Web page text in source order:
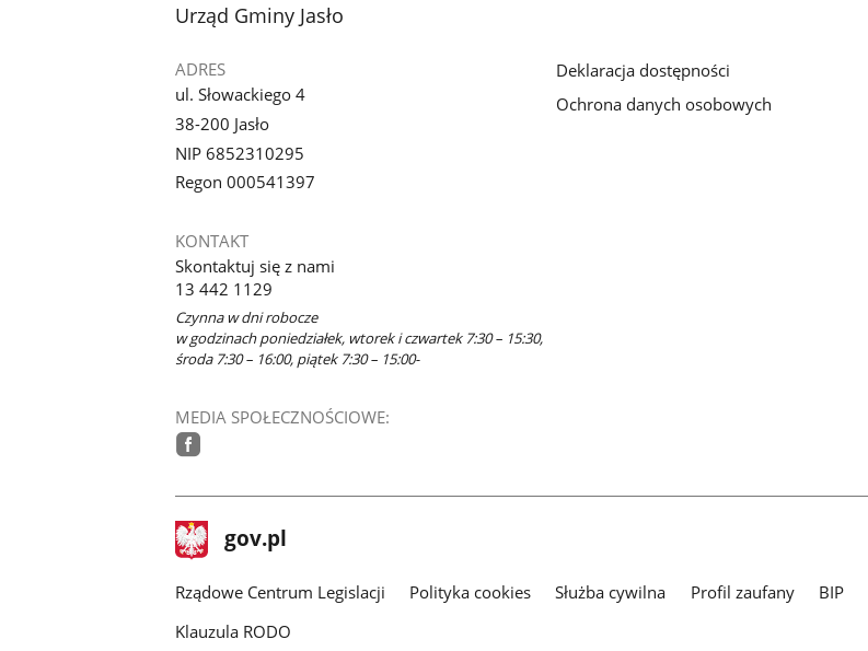
stopka
Urząd Gminy Jasło
ADRES
ul. Słowackiego 4
38-200 Jasło
NIP 6852310295
Regon 000541397
KONTAKT
Skontaktuj się z nami
13 442 1129
Czynna w dni robocze
w godzinach poniedziałek, wtorek i czwartek 7:30 – 15:30,
środa 7:30 – 16:00, piątek 7:30 – 15:00-
MEDIA SPOŁECZNOŚCIOWE:
Deklaracja dostępności
Ochrona danych osobowych
stopka
gov.pl Strona
gov.pl
Rządowe Centrum Legislacji Polityka cookies Służba cywilna Profil zaufany BIP
Klauzula RODO